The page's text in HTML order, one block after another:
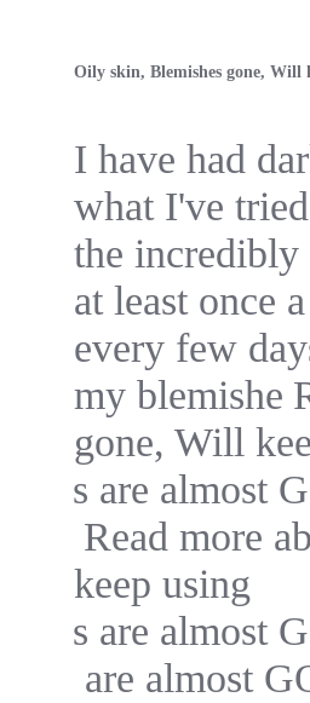
Oily skin, Blemishes gone, Will
Review
F.
10
Jun
2019
review
skin,
gone,
Will
keep
using
I have had
what I've
the incredibly
at least once
every few
my blemishe
gone, Will
s are almost
Read more
keep using
s are almost
are almost